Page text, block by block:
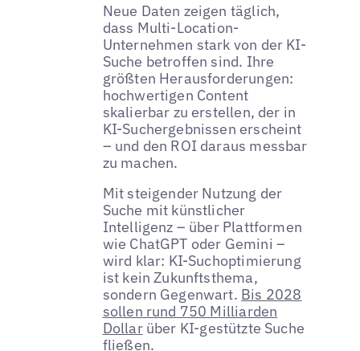
Neue Daten zeigen täglich,
dass Multi-Location-
Unternehmen stark von der KI-
Suche betroffen sind. Ihre
größten Herausforderungen:
hochwertigen Content
skalierbar zu erstellen, der in
KI-Suchergebnissen erscheint
– und den ROI daraus messbar
zu machen.
Mit steigender Nutzung der
Suche mit künstlicher
Intelligenz – über Plattformen
wie ChatGPT oder Gemini –
wird klar: KI-Suchoptimierung
ist kein Zukunftsthema,
sondern Gegenwart. Bis 2028
sollen rund 750 Milliarden
Dollarüber KI-gestützte Suche
fließen.